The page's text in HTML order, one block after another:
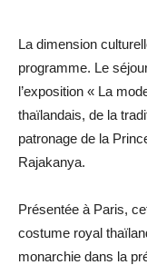
La dimension
programme. Le
l’exposition « La
thaïlandais, de la
patronage de la
Rajakanya.
Présentée à Paris,
costume royal
monarchie dans la